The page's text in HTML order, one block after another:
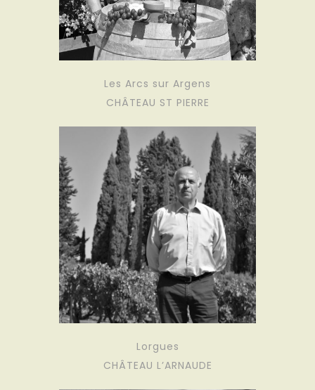
Les Arcs sur Argens
CHÂTEAU ST PIERRE
Lorgues
CHÂTEAU L’ARNAUDE